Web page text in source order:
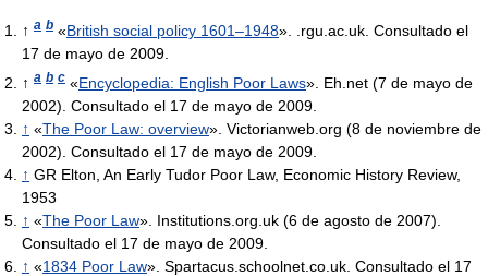
↑ a b «British social policy 1601–1948». .rgu.ac.uk. Consultado el
17 de mayo de 2009.
↑ a b c «Encyclopedia: English Poor Laws». Eh.net (7 de mayo de
2002). Consultado el 17 de mayo de 2009.
↑ «The Poor Law: overview». Victorianweb.org (8 de noviembre de
2002). Consultado el 17 de mayo de 2009.
↑ GR Elton, An Early Tudor Poor Law, Economic History Review,
1953
↑ «The Poor Law». Institutions.org.uk (6 de agosto de 2007).
Consultado el 17 de mayo de 2009.
↑ «1834 Poor Law». Spartacus.schoolnet.co.uk. Consultado el 17